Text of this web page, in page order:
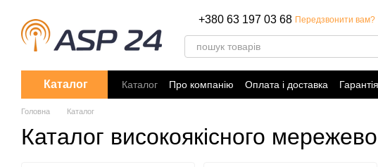
+380 63 197 03 68 Передзвонити вам?
Каталог Каталог Про компанію Оплата і доставка Гарантія
Політика конфіденційності
Головна Каталог
Каталог високоякісного